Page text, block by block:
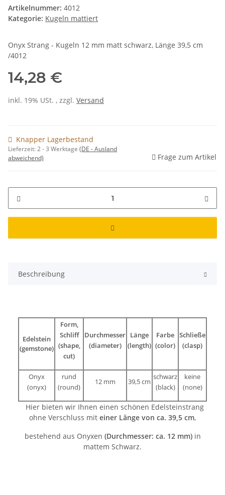
Artikelnummer: 4012
Kategorie: Kugeln mattiert
Onyx Strang - Kugeln 12 mm matt schwarz, Länge 39,5 cm
/4012
14,28 €
inkl. 19% USt. , zzgl. Versand
Knapper Lagerbestand
Lieferzeit:2 - 3 Werktage (DE - Ausland
abweichend)
Frage zum Artikel
Beschreibung
Edelstein
(gemstone)
Form,
Schliff
(shape,
cut)
Durchmesser
(diameter)
Länge
(length)
Farbe
(color)
Schließe
(clasp)
Onyx
(onyx)
rund
(round)
12 mm 39,5 cm
schwarz
(black)
keine
(none)
Hier bieten wir Ihnen einen schönen Edelsteinstrang
ohne Verschluss mit einer Länge von ca. 39,5 cm,
bestehend aus Onyxen (Durchmesser: ca. 12 mm) in
mattem Schwarz.